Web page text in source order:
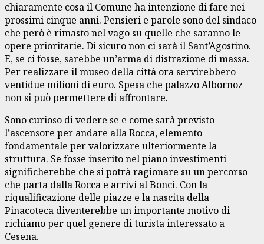
chiaramente cosa il Comune ha intenzione di fare nei
prossimi cinque anni. Pensieri e parole sono del sindaco
che però è rimasto nel vago su quelle che saranno le
opere prioritarie. Di sicuro non ci sarà il Sant’Agostino.
E, se ci fosse, sarebbe un’arma di distrazione di massa.
Per realizzare il museo della città ora servirebbero
ventidue milioni di euro. Spesa che palazzo Albornoz
non si può permettere di affrontare.
Sono curioso di vedere se e come sarà previsto
l’ascensore per andare alla Rocca, elemento
fondamentale per valorizzare ulteriormente la
struttura. Se fosse inserito nel piano investimenti
significherebbe che si potrà ragionare su un percorso
che parta dalla Rocca e arrivi al Bonci. Con la
riqualificazione delle piazze e la nascita della
Pinacoteca diventerebbe un importante motivo di
richiamo per quel genere di turista interessato a
Cesena.